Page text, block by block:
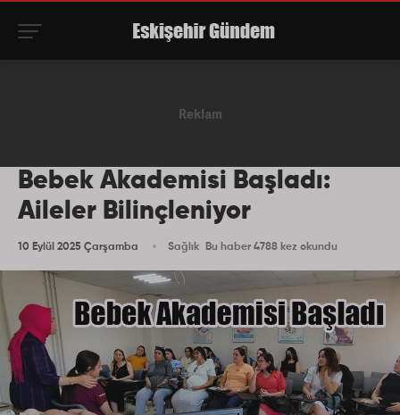
Bebek Akademisi Başladı:
Aileler Bilinçleniyor
10 Eylül 2025 Çarşamba Sağlık Bu haber 4788 kez okundu